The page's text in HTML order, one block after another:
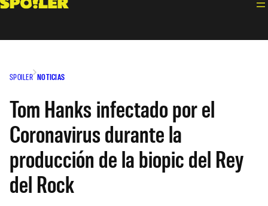
SPOILER NOTICIAS
Tom Hanks infectado por el
Coronavirus durante la
producción de la biopic del Rey
del Rock